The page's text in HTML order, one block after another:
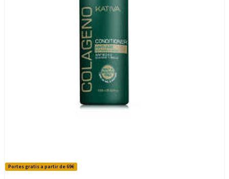
Portes gratis a partir de 69€